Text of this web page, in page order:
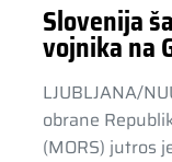
Slovenija
vojnika na
LJUBLJANA/
obrane
(MORS) jutros